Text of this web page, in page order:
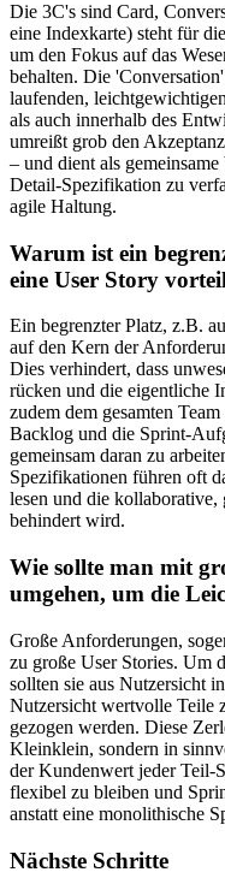
Die 3C's sind Card,
eine Indexkarte) steht für
um den Fokus auf das
behalten. Die
laufenden,
als auch innerhalb des
umreißt grob den
– und dient als
Detail-Spezifikation zu
agile Haltung.
Warum ist ein
eine User Story
Ein begrenzter Platz, z.B.
auf den Kern der
Dies verhindert, dass
rücken und die eigentliche
zudem dem gesamten
Backlog und die Sprint-
gemeinsam daran zu
Spezifikationen führen oft
lesen und die
behindert wird.
Wie sollte man mit
umgehen, um die
Große Anforderungen,
zu große User Stories. Um
sollten sie aus Nutzersicht
Nutzersicht wertvolle Teile
gezogen werden. Diese
Kleinklein, sondern in
der Kundenwert jeder Teil-
flexibel zu bleiben und
anstatt eine monolithische
Nächste Schritte